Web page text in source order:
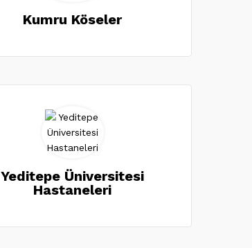
Kumru Köseler
Yeditepe Üniversitesi
Hastaneleri